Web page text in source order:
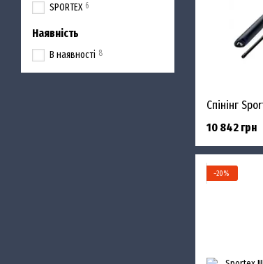
10 842 грн
−20%
SPORTEX 6
Наявність
В наявності 8